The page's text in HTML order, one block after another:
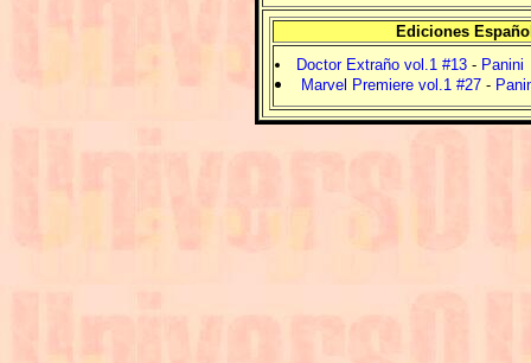
Ediciones
Doctor Extraño vol.1 #13 - Panini
Marvel Premiere vol.1 #27 -